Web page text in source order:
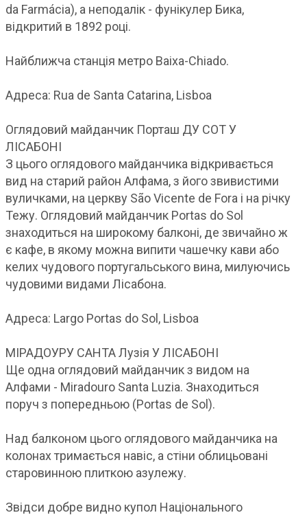
da Farmácia), а неподалік - фунікулер Бика,
відкритий в 1892 році.
Найближча станція метро Baixa-Chiado.
Адреса: Rua de Santa Catarina, Lisboa
Оглядовий майданчик Порташ ДУ СОТ У
ЛІСАБОНІ
З цього оглядового майданчика відкривається
вид на старий район Алфама, з його звивистими
вуличками, на церкву São Vicente de Fora і на річку
Тежу. Оглядовий майданчик Portas do Sol
знаходиться на широкому балконі, де звичайно ж
є кафе, в якому можна випити чашечку кави або
келих чудового португальського вина, милуючись
чудовими видами Лісабона.
Адреса: Largo Portas do Sol, Lisboa
МІРАДОУРУ САНТА Лузія У ЛІСАБОНІ
Ще одна оглядовий майданчик з видом на
Алфами - Miradouro Santa Luzia. Знаходиться
поруч з попередньою (Portas de Sol).
Над балконом цього оглядового майданчика на
колонах тримається навіс, а стіни облицьовані
старовинною плиткою азулежу.
Звідси добре видно купол Національного